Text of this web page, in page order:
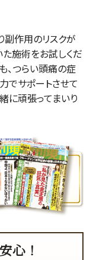
副作用のリスクが
施術をお試しくだ
、つらい頭痛の症
でサポートさせて
に頑張ってまいり
心！